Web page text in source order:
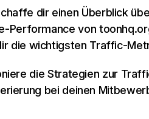
dir einen Überblick
Performance von
die wichtigsten Traffic-
die Strategien zur
bei deinen